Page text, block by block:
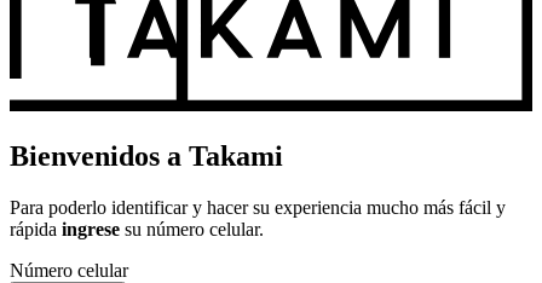
Bienvenidos a Takami
Para poderlo identificar y hacer su experiencia mucho más fácil y
rápida ingrese su número celular.
Número celular